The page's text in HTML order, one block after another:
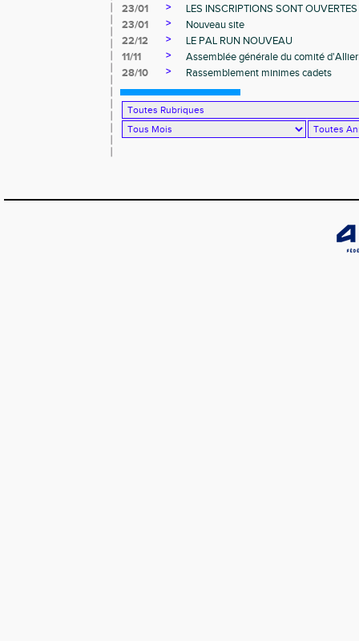
23/01
>
LES INSCRIPTIONS SONT OUVERTES
23/01
>
Nouveau site
22/12
>
LE PAL RUN NOUVEAU
11/11
>
Assemblée générale du comité
28/10
> Rassemblement minimes cadets